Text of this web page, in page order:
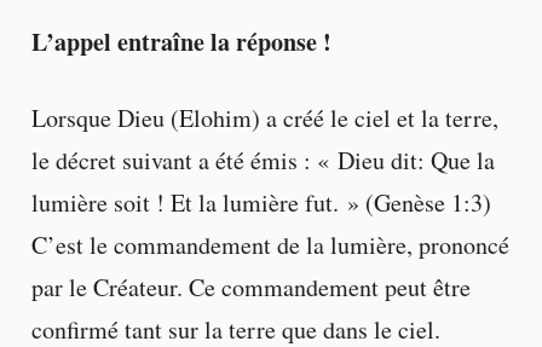
L’appel entraîne la réponse !
Lorsque Dieu (Elohim) a créé le ciel et la terre,
le décret suivant a été émis : « Dieu dit: Que la
lumière soit ! Et la lumière fut. » (Genèse 1:3)
C’est le commandement de la lumière, prononcé
par le Créateur. Ce commandement peut être
confirmé tant sur la terre que dans le ciel.